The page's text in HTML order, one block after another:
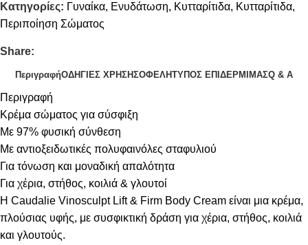
Κατηγορίες: Γυναίκα, Ενυδάτωση, Κυτταρίτιδα, Κυτταρίτιδα,
Περιποίηση Σώματος
Share:
ΠεριγραφήΟΔΗΓΙΕΣ ΧΡΗΣΗΣΟΦΕΛΗΤΥΠΟΣ ΕΠΙΔΕΡΜΙΜΑΣQ & A
Περιγραφή
Κρέμα σώματος για σύσφιξη
Με 97% φυσική σύνθεση
Με αντιοξειδωτικές πολυφαινόλες σταφυλιού
Για τόνωση και μοναδική απαλότητα
Για χέρια, στήθος, κοιλιά & γλουτοί
Η Caudalie Vinosculpt Lift & Firm Body Cream είναι μια κρέμα,
πλούσιας υφής, με συσφικτική δράση για χέρια, στήθος, κοιλιά
και γλουτούς.